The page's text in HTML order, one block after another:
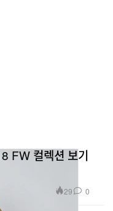
FW 컬렉션 보기
29 0